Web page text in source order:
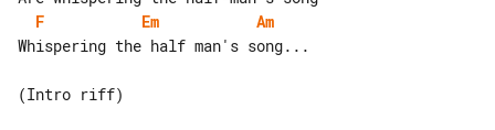
F
Em
Am
Whispering the half man's song...
(Intro riff)